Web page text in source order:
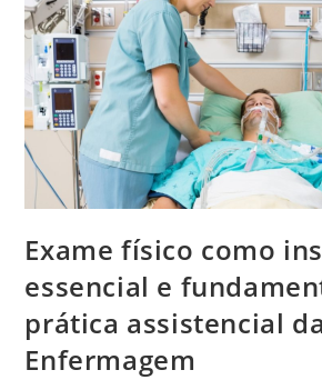
Exame físico como
essencial e
prática assistencial da
Enfermagem